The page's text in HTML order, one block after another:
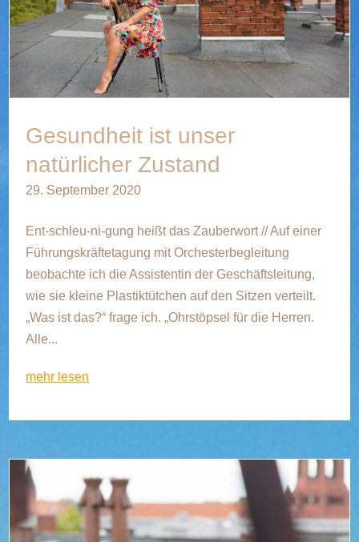
Gesundheit ist unser
natürlicher Zustand
29. September 2020
Ent-schleu-ni-gung heißt das Zauberwort // Auf einer
Führungskräftetagung mit Orchesterbegleitung
beobachte ich die Assistentin der Geschäftsleitung,
wie sie kleine Plastiktütchen auf den Sitzen verteilt.
„Was ist das?“ frage ich. „Ohrstöpsel für die Herren.
Alle...
mehr lesen